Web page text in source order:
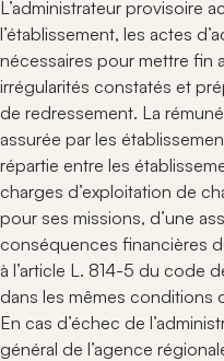
L’administrateur provisoire
l’établissement, les actes
nécessaires pour mettre fin
irrégularités constatés et
de redressement. La
assurée par les
répartie entre les
charges d’exploitation de
pour ses missions, d’une
conséquences financières
à l’article L. 814-5 du code
dans les mêmes conditions
En cas d’échec de
général de l’agence